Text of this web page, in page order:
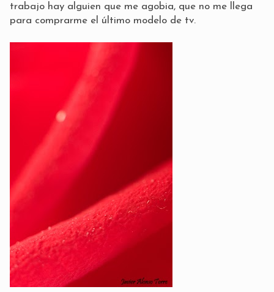
trabajo hay alguien que me agobia, que no me llega
para comprarme el último modelo de tv.